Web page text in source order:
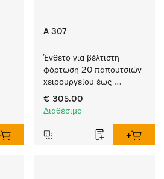
A 307
Ένθετο για βέλτιστη
φόρτωση 20 παπουτσιών
χειρουργείου έως
μέγεθος 48.
€ 305.00
Διαθέσιμο